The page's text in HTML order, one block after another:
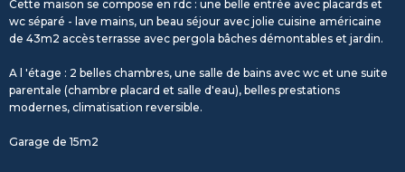
Cette maison se compose en rdc : une belle entrée avec placards et
wc séparé - lave mains, un beau séjour avec jolie cuisine américaine
de 43m2 accès terrasse avec pergola bâches démontables et jardin.
A l 'étage : 2 belles chambres, une salle de bains avec wc et une suite
parentale (chambre placard et salle d'eau), belles prestations
modernes, climatisation reversible.
Garage de 15m2